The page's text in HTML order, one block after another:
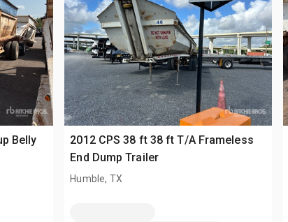
Belly
2012 CPS 38 ft 38 ft T/A Frameless
End Dump Trailer
Humble, TX